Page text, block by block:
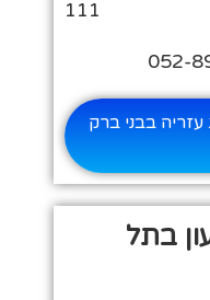
111
בבני ברק
בתל